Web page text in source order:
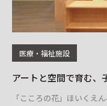
竹久夢二 Re;foRm
柄一覧
基材一覧
施工事例
医療・福祉施設
アートと空間で育む、
「こころの花」ほいくえ